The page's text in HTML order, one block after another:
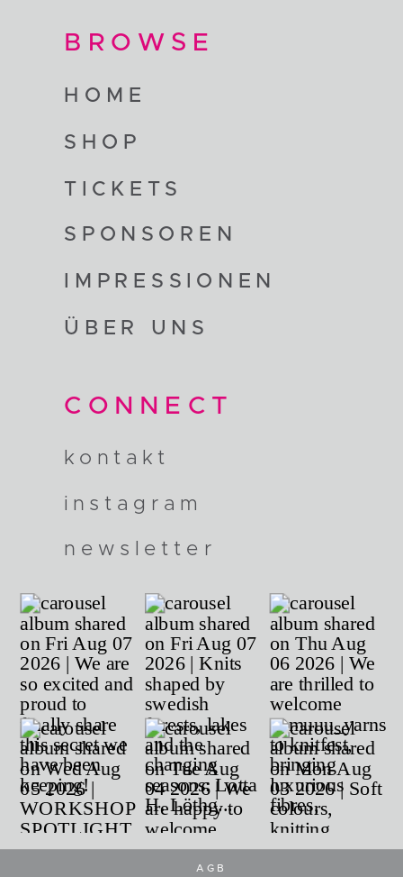
CONNECT
BROWSE
HOME
TICKETS
SHOP
kontakt
instagram
newsletter
AGB
ÜBER UNS
IMPRESSIONEN
SPONSOREN